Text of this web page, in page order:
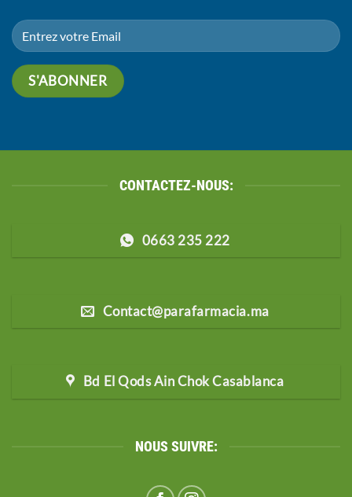
CONTACTEZ-NOUS:
0663 235 222
Contact@parafarmacia.ma
Bd El Qods Ain Chok Casablanca
NOUS SUIVRE: